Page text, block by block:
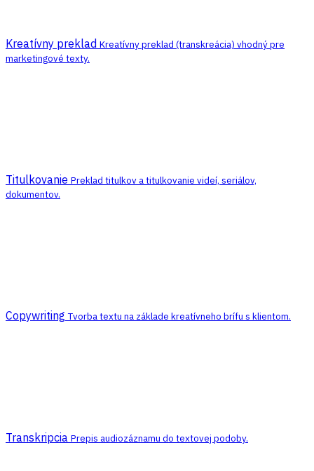
Kreatívny preklad Kreatívny preklad (transkreácia) vhodný pre
marketingové texty.
Titulkovanie Preklad titulkov a titulkovanie videí, seriálov,
dokumentov.
Copywriting Tvorba textu na základe kreatívneho brífu s klientom.
Transkripcia Prepis audiozáznamu do textovej podoby.